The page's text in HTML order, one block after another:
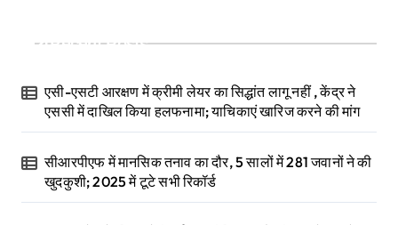
Recent Posts
एसी-एसटी आरक्षण में क्रीमी लेयर का सिद्धांत लागू नहीं , केंद्र ने
एससी में दाखिल किया हलफनामा; याचिकाएं खारिज करने की मांग
सीआरपीएफ में मानसिक तनाव का दौर, 5 सालों में 281 जवानों ने की
खुदकुशी; 2025 में टूटे सभी रिकॉर्ड